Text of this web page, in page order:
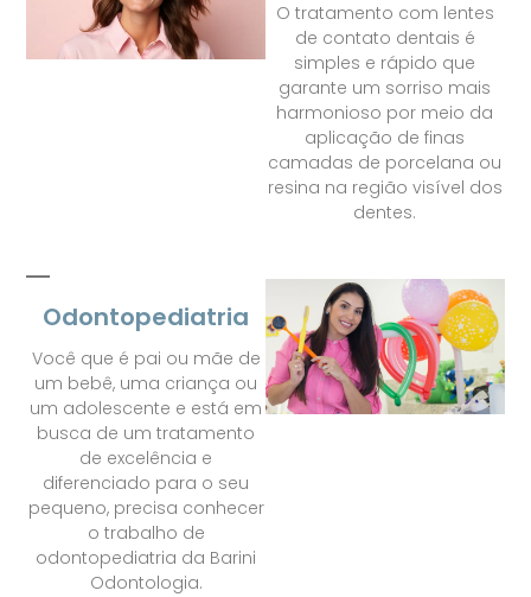
O tratamento com lentes
de contato dentais é
simples e rápido que
garante um sorriso mais
harmonioso por meio da
aplicação de finas
camadas de porcelana ou
resina na região visível dos
dentes.
Odontopediatria
Você que é pai ou mãe de
um bebê, uma criança ou
um adolescente e está em
busca de um tratamento
de excelência e
diferenciado para o seu
pequeno, precisa conhecer
o trabalho de
odontopediatria da Barini
Odontologia.